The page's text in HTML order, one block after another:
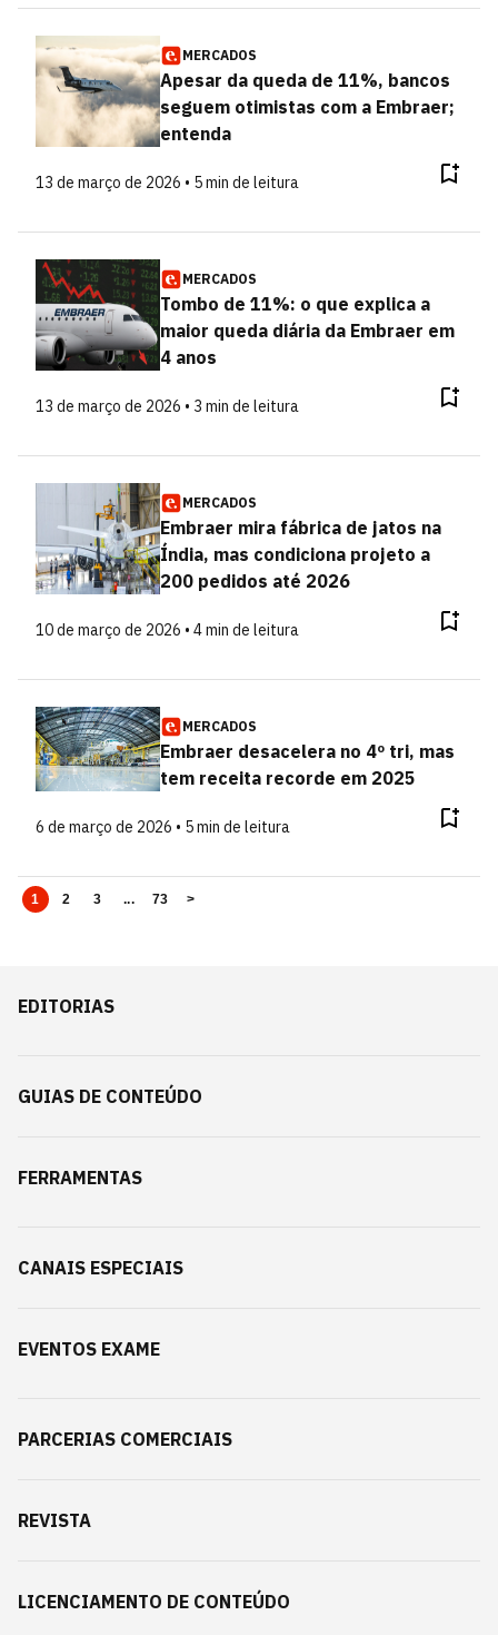
MERCADOS
Apesar da queda de 11%, bancos
seguem otimistas com a Embraer;
entenda
13 de março de 2026 • 5 min de leitura
MERCADOS
Tombo de 11%: o que explica a
maior queda diária da Embraer em
4 anos
13 de março de 2026 • 3 min de leitura
MERCADOS
Embraer mira fábrica de jatos na
Índia, mas condiciona projeto a
200 pedidos até 2026
10 de março de 2026 • 4 min de leitura
MERCADOS
Embraer desacelera no 4º tri, mas
tem receita recorde em 2025
6 de março de 2026 • 5 min de leitura
1 2 3 ... 73 >
EDITORIAS
GUIAS DE CONTEÚDO
FERRAMENTAS
CANAIS ESPECIAIS
EVENTOS EXAME
PARCERIAS COMERCIAIS
REVISTA
LICENCIAMENTO DE CONTEÚDO